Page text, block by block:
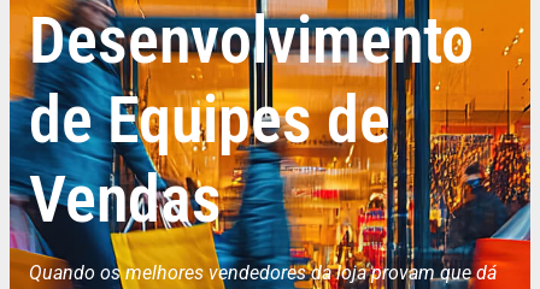
Desenvolvimento
de Equipes de
Vendas
Quando os melhores vendedores da loja provam que dá